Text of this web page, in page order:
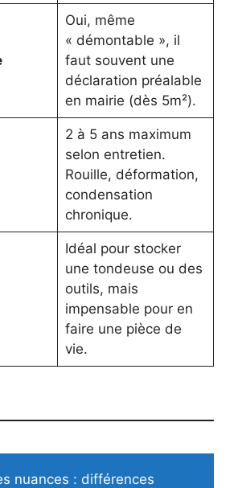
Oui, même
« démontable », il
faut souvent une
déclaration préalable
en mairie (dès 5m²).
2 à 5 ans maximum
selon entretien.
Rouille, déformation,
condensation
chronique.
Idéal pour stocker
une tondeuse ou des
outils, mais
impensable pour en
faire une pièce de
vie.
nuances : différences